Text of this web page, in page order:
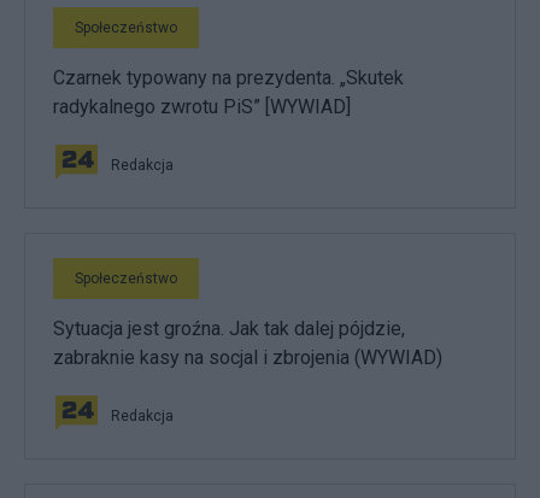
Społeczeństwo
Czarnek typowany na prezydenta. „Skutek
radykalnego zwrotu PiS” [WYWIAD]
Redakcja
Społeczeństwo
Sytuacja jest groźna. Jak tak dalej pójdzie,
zabraknie kasy na socjal i zbrojenia (WYWIAD)
Redakcja